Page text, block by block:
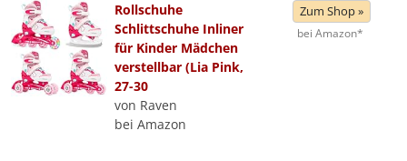
Rollschuhe
Schlittschuhe Inliner
für Kinder Mädchen
verstellbar (Lia Pink,
27-30
von Raven
bei Amazon
Zum Shop »
bei Amazon*